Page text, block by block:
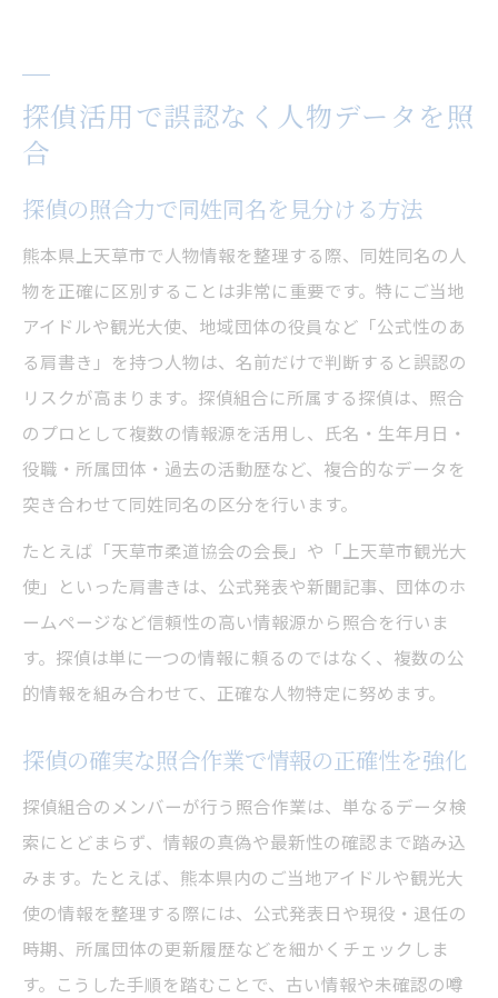
探偵活用で誤認なく人物データを照
合
探偵の照合力で同姓同名を見分ける方法
熊本県上天草市で人物情報を整理する際、同姓同名の人
物を正確に区別することは非常に重要です。特にご当地
アイドルや観光大使、地域団体の役員など「公式性のあ
る肩書き」を持つ人物は、名前だけで判断すると誤認の
リスクが高まります。探偵組合に所属する探偵は、照合
のプロとして複数の情報源を活用し、氏名・生年月日・
役職・所属団体・過去の活動歴など、複合的なデータを
突き合わせて同姓同名の区分を行います。
たとえば「天草市柔道協会の会長」や「上天草市観光大
使」といった肩書きは、公式発表や新聞記事、団体のホ
ームページなど信頼性の高い情報源から照合を行いま
す。探偵は単に一つの情報に頼るのではなく、複数の公
的情報を組み合わせて、正確な人物特定に努めます。
探偵の確実な照合作業で情報の正確性を強化
探偵組合のメンバーが行う照合作業は、単なるデータ検
索にとどまらず、情報の真偽や最新性の確認まで踏み込
みます。たとえば、熊本県内のご当地アイドルや観光大
使の情報を整理する際には、公式発表日や現役・退任の
時期、所属団体の更新履歴などを細かくチェックしま
す。こうした手順を踏むことで、古い情報や未確認の噂